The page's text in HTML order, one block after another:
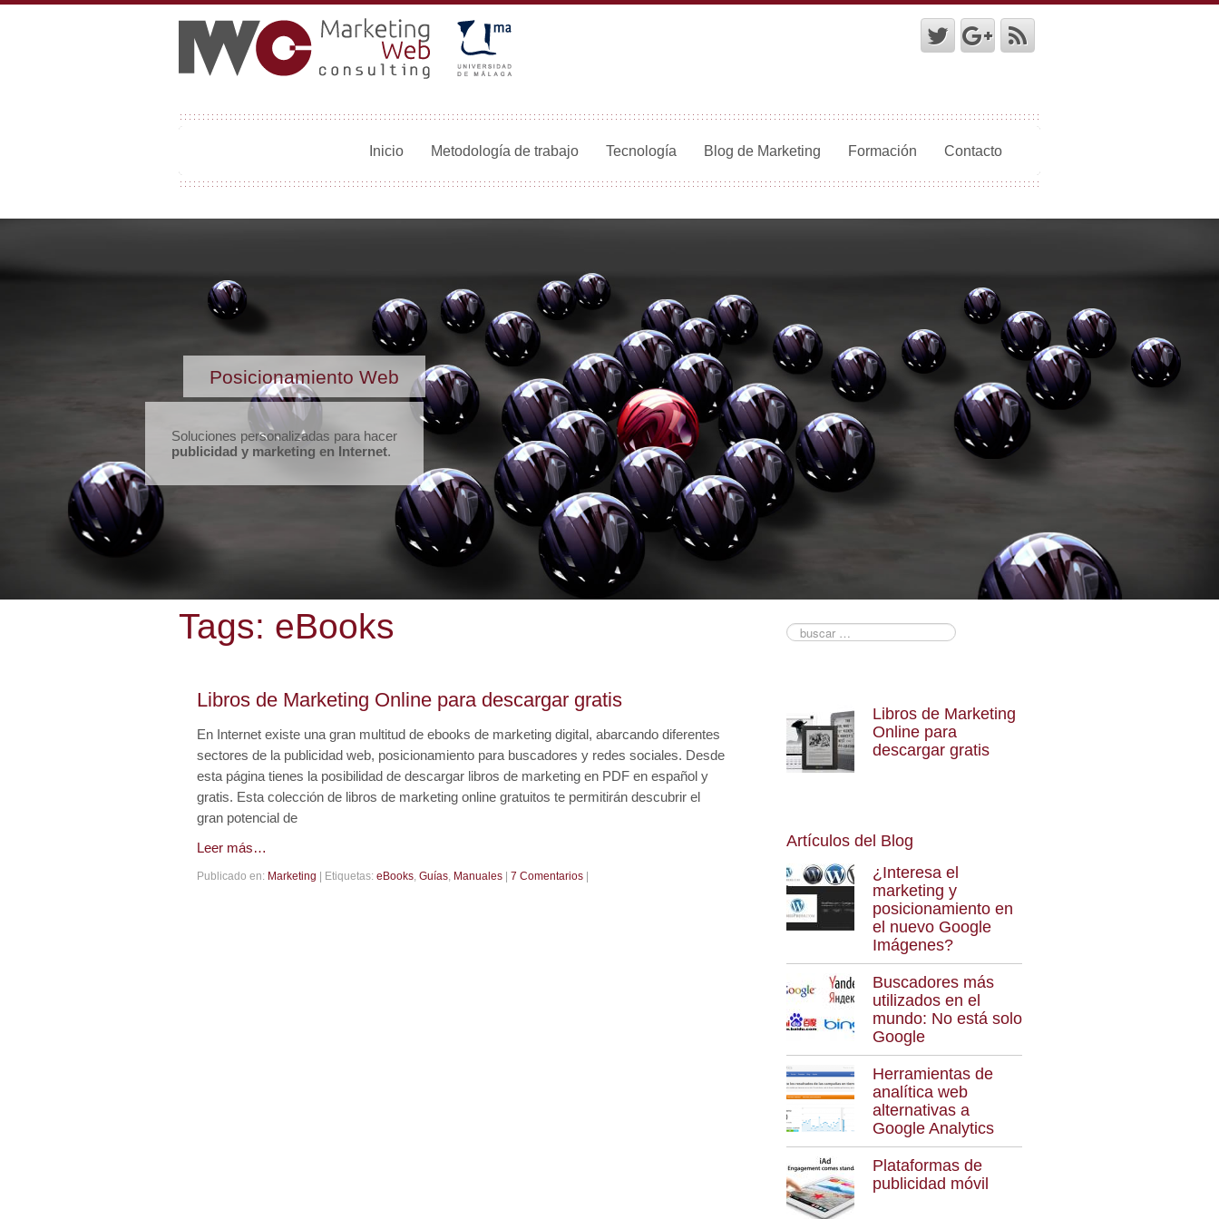
Inicio Metodología de trabajo Tecnología Blog de Marketing Formación Contacto
Posicionamiento Web
Soluciones personalizadas para hacer
publicidad y marketing en Internet.
Tags: eBooks
Libros de Marketing Online para descargar gratis
En Internet existe una gran multitud de ebooks de marketing digital, abarcando diferentes
sectores de la publicidad web, posicionamiento para buscadores y redes sociales. Desde
esta página tienes la posibilidad de descargar libros de marketing en PDF en español y
gratis. Esta colección de libros de marketing online gratuitos te permitirán descubrir el
gran potencial de
Leer más…
Publicado en: Marketing Etiquetas: eBooks, Guías, Manuales 7 Comentarios
Libros de Marketing
Online para
descargar gratis
Artículos del Blog
¿Interesa el
marketing y
posicionamiento en
el nuevo Google
Imágenes?
Buscadores más
utilizados en el
mundo: No está solo
Google
Herramientas de
analítica web
alternativas a
Google Analytics
Plataformas de
publicidad móvil